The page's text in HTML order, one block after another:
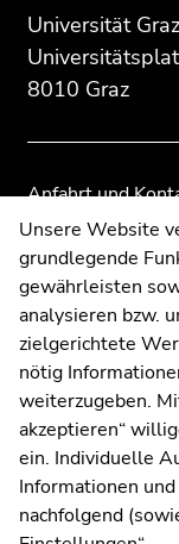
Zusatzinformationen:
Universität Graz
8010 Graz
Anfahrt und
Kommunikation
Moodle
UNIGRAZonline
Impressum
Cookie-
Wetterstation
Übersicht
Seitenbereiche
Übersicht
Seitenbereiche
Unsere Website
grundlegende
gewährleisten
analysieren bzw.
zielgerichtete
nötig
weiterzugeben.
akzeptieren“
ein. Individuelle
Informationen
nachfolgend